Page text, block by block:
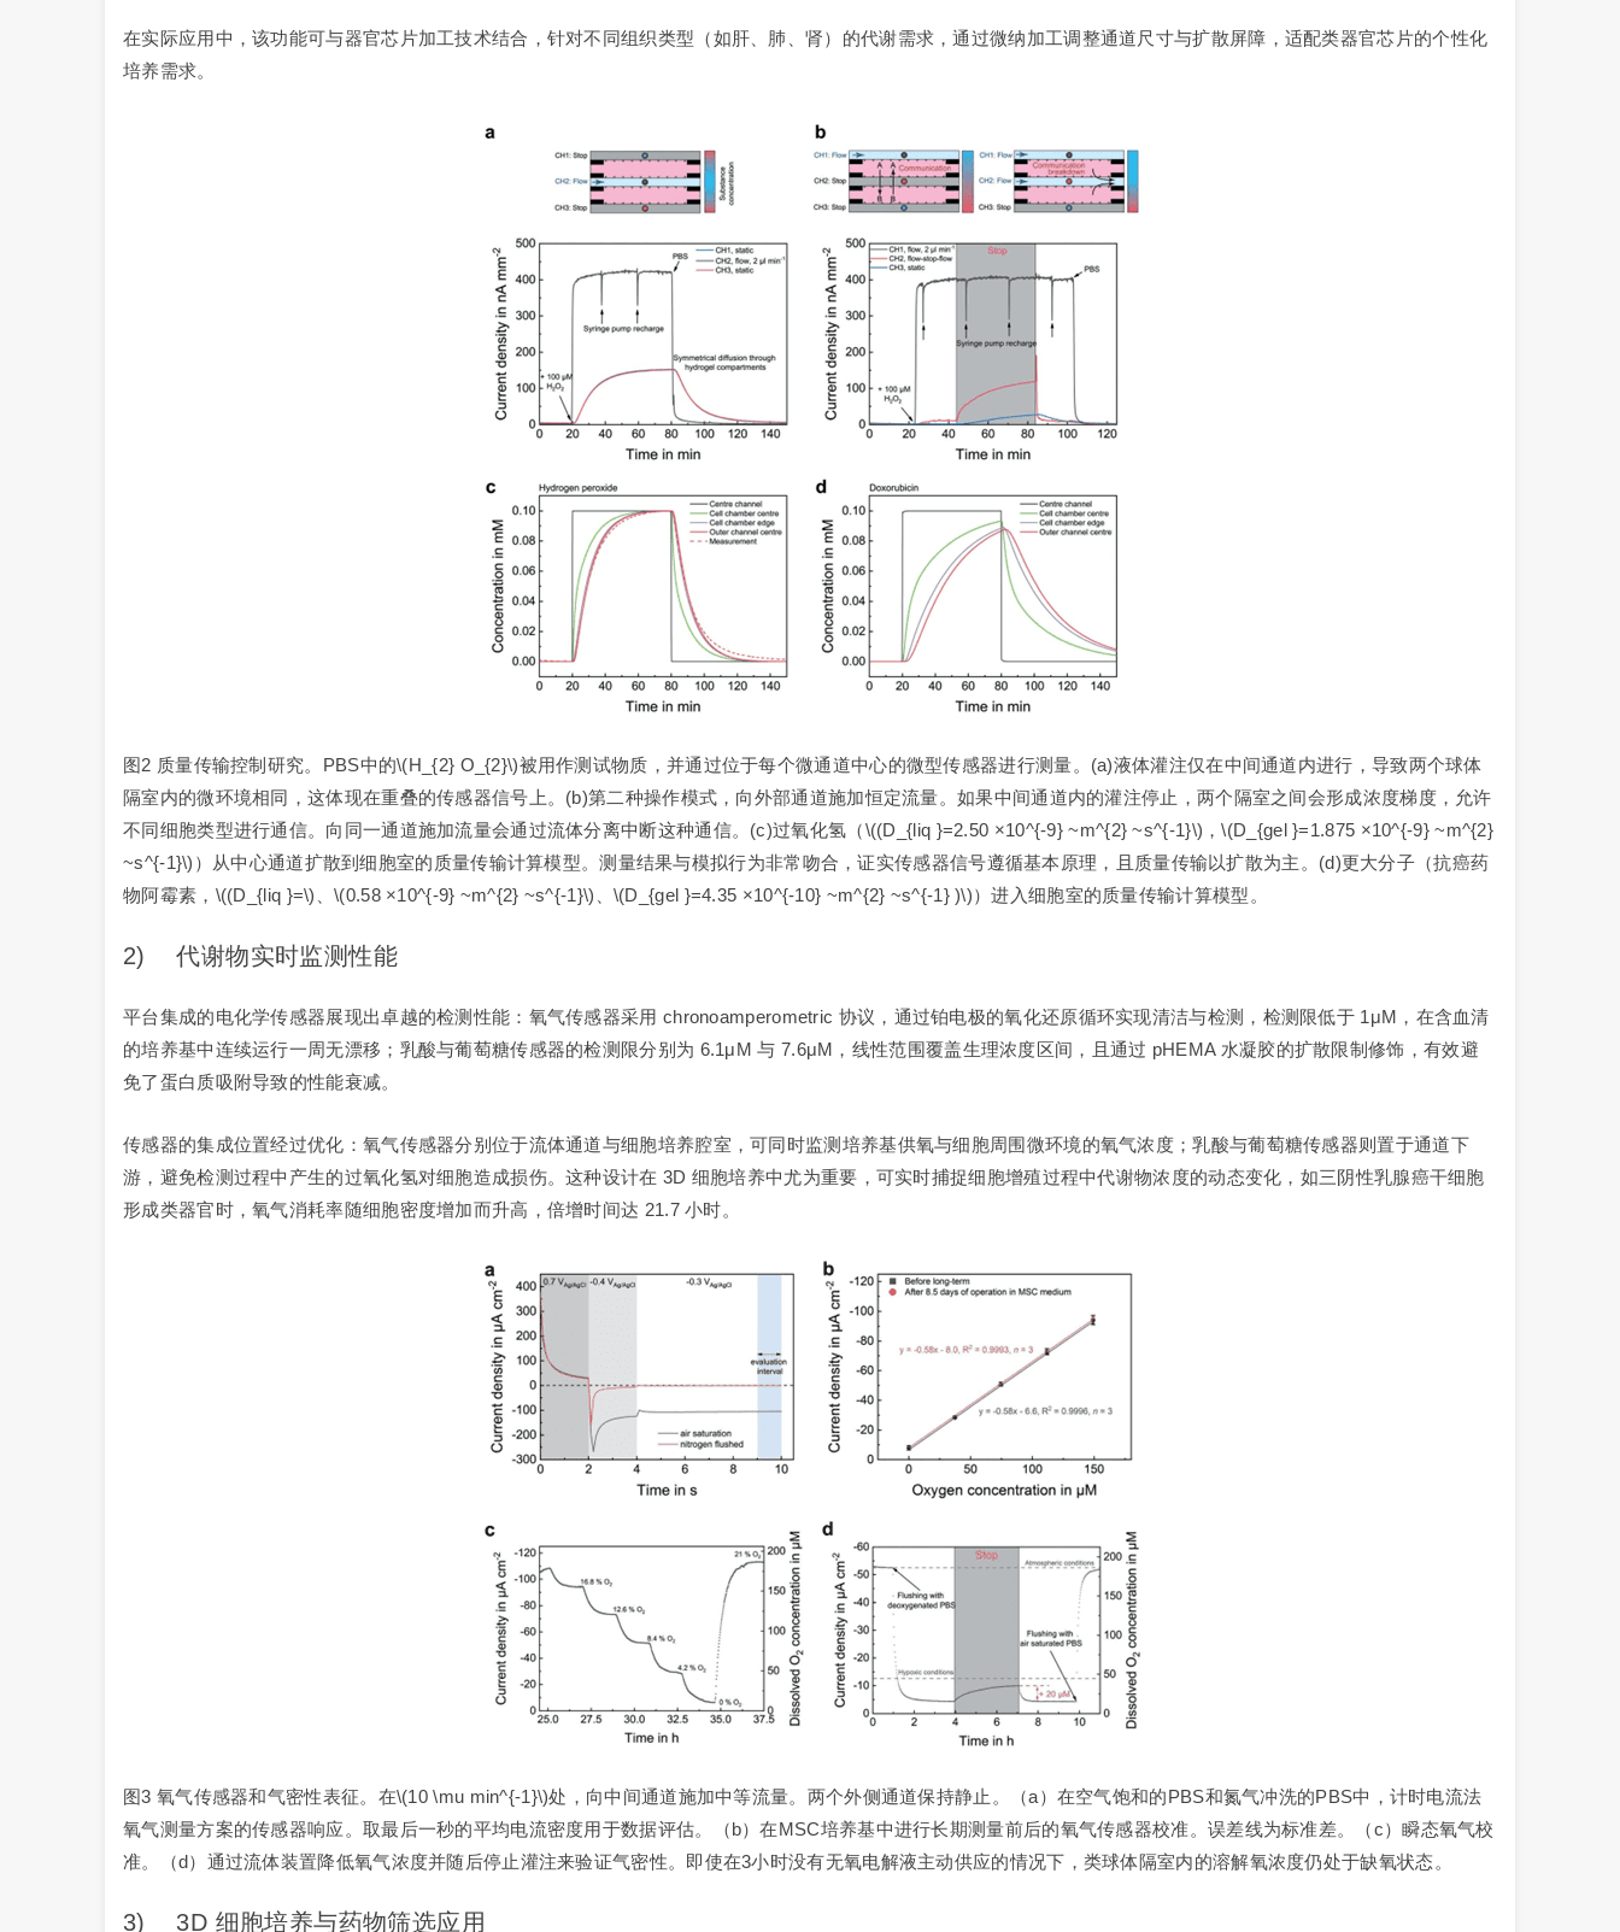
在实际应用中，该功能可与器官芯片加工技术结合，针对不同组织类型（如肝、肺、肾）的代谢需求，通过微纳加工调整通道尺寸与扩散屏障，适配类器官芯片的个性化
培养需求。
图2 质量传输控制研究。PBS中的\(H_{2} O_{2}\)被用作测试物质，并通过位于每个微通道中心的微型传感器进行测量。(a)液体灌注仅在中间通道内进行，导致两个球体
隔室内的微环境相同，这体现在重叠的传感器信号上。(b)第二种操作模式，向外部通道施加恒定流量。如果中间通道内的灌注停止，两个隔室之间会形成浓度梯度，允许
不同细胞类型进行通信。向同一通道施加流量会通过流体分离中断这种通信。(c)过氧化氢（\((D_{liq }=2.50 ×10^{-9} ~m^{2} ~s^{-1}\)，\(D_{gel }=1.875 ×10^{-9} ~m^{2}
~s^{-1}\)）从中心通道扩散到细胞室的质量传输计算模型。测量结果与模拟行为非常吻合，证实传感器信号遵循基本原理，且质量传输以扩散为主。(d)更大分子（抗癌药
物阿霉素，\((D_{liq }=\)、\(0.58 ×10^{-9} ~m^{2} ~s^{-1}\)、\(D_{gel }=4.35 ×10^{-10} ~m^{2} ~s^{-1} )\)）进入细胞室的质量传输计算模型。
2) 代谢物实时监测性能
平台集成的电化学传感器展现出卓越的检测性能：氧气传感器采用 chronoamperometric 协议，通过铂电极的氧化还原循环实现清洁与检测，检测限低于 1μM，在含血清
的培养基中连续运行一周无漂移；乳酸与葡萄糖传感器的检测限分别为 6.1μM 与 7.6μM，线性范围覆盖生理浓度区间，且通过 pHEMA 水凝胶的扩散限制修饰，有效避
免了蛋白质吸附导致的性能衰减。
传感器的集成位置经过优化：氧气传感器分别位于流体通道与细胞培养腔室，可同时监测培养基供氧与细胞周围微环境的氧气浓度；乳酸与葡萄糖传感器则置于通道下
游，避免检测过程中产生的过氧化氢对细胞造成损伤。这种设计在 3D 细胞培养中尤为重要，可实时捕捉细胞增殖过程中代谢物浓度的动态变化，如三阴性乳腺癌干细胞
形成类器官时，氧气消耗率随细胞密度增加而升高，倍增时间达 21.7 小时。
图3 氧气传感器和气密性表征。在\(10 \mu min^{-1}\)处，向中间通道施加中等流量。两个外侧通道保持静止。（a）在空气饱和的PBS和氮气冲洗的PBS中，计时电流法
氧气测量方案的传感器响应。取最后一秒的平均电流密度用于数据评估。（b）在MSC培养基中进行长期测量前后的氧气传感器校准。误差线为标准差。（c）瞬态氧气校
准。（d）通过流体装置降低氧气浓度并随后停止灌注来验证气密性。即使在3小时没有无氧电解液主动供应的情况下，类球体隔室内的溶解氧浓度仍处于缺氧状态。
3) 3D 细胞培养与药物筛选应用